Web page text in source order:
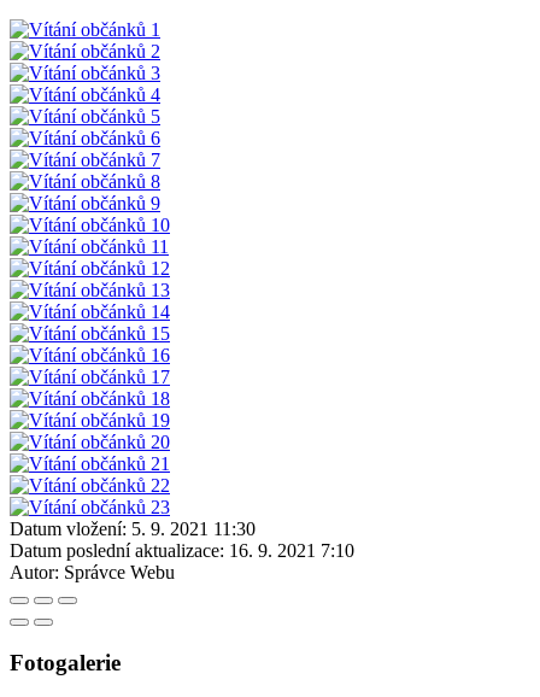
Datum vložení: 5. 9. 2021 11:30
Datum poslední aktualizace: 16. 9. 2021 7:10
Autor: Správce Webu
Fotogalerie